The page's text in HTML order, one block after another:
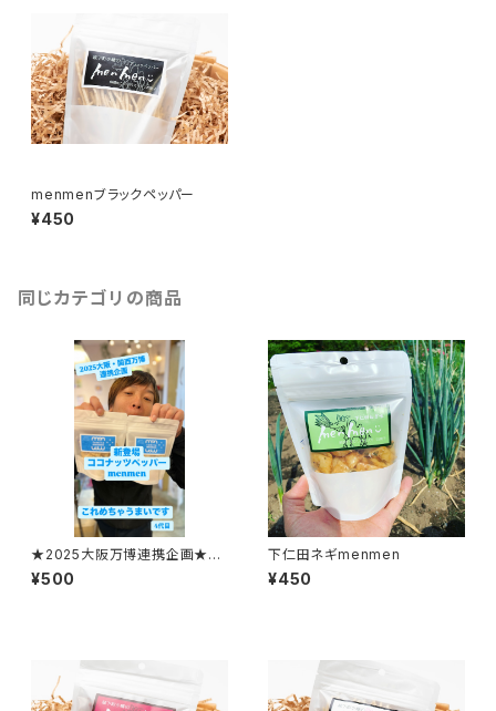
menmenブラックペッパー
¥450
同じカテゴリの商品
★2025大阪万博連携企画★コ
コナッツペッパーmenmen
¥500
下仁田ネギmenmen
¥450